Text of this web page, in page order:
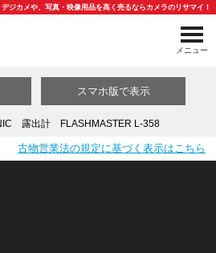
ジカメや、写真・映像用品を高く売るならカメラのリサマイ！
メニュー
スマホ版で表示
露出計 FLASHMASTER L-358
古物営業法の規定に基づく表示はこちら